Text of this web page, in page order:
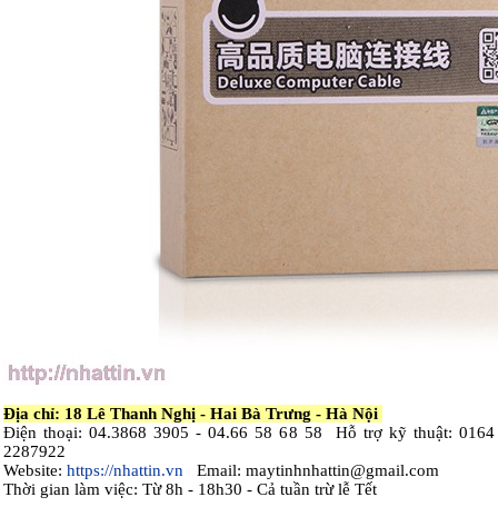
Địa chỉ: 18 Lê Thanh Nghị - Hai Bà Trưng - Hà Nội
Điện thoại: 04.3868 3905 - 04.66 58 68 58 Hỗ trợ kỹ thuật: 0164
2287922
Website: https://nhattin.vn Email: maytinhnhattin@gmail.com
Thời gian làm việc: Từ 8h - 18h30 - Cả tuần trừ lễ Tết